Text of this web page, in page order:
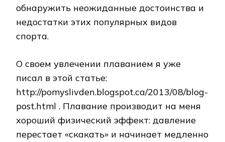
обнаружить неожиданные достоинства и
недостатки этих популярных видов
спорта.
О своем увлечении плаванием я уже
писал в этой статье:
http://pomyslivden.blogspot.ca/2013/08/blog-
post.html . Плавание производит на меня
хороший физический эффект: давление
перестает «скакать» и начинает медленно